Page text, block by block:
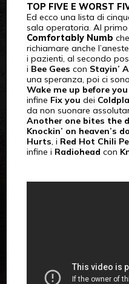
TOP FIVE E WORST
Ed ecco una lista di
sala operatoria. Al
Comfortably Numb
richiamare anche
i pazienti, al secondo
i Bee Gees con Stayin’
una speranza, poi ci sono
Wake me up before
infine Fix you dei
da non suonare
Another one bites the
Knockin’ on heaven’s
Hurts , i Red Hot Chili
infine i Radiohead con